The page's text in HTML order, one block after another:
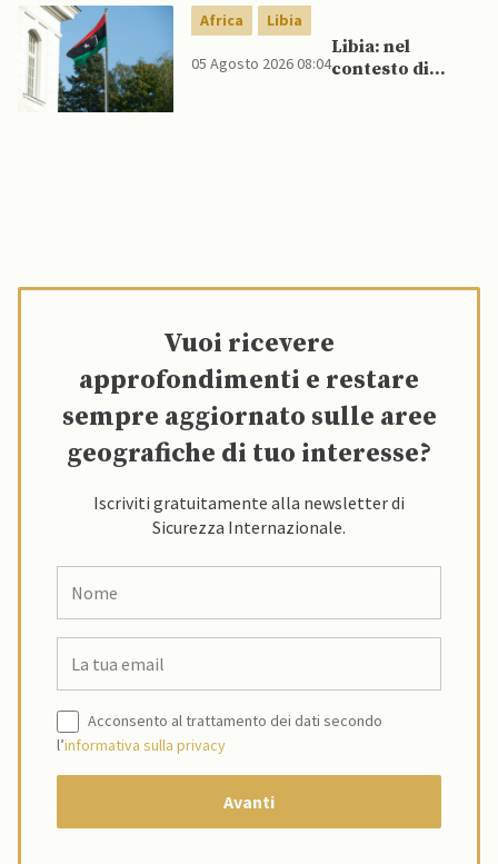
“flotta ombra”
per aggirare
sanzioni
Africa Libia
05 Agosto 2026 08:04
Libia: nel
contesto di
Vuoi ricevere
approfondimenti e restare
sempre aggiornato sulle aree
geografiche di tuo interesse?
Iscriviti gratuitamente alla newsletter di
Sicurezza Internazionale.
Acconsento al trattamento dei dati secondo
l’informativa sulla privacy